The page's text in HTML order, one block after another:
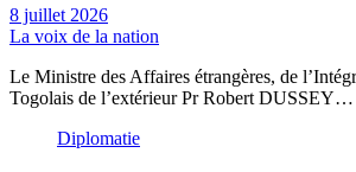
8 juillet 2026
La voix de la nation
Le Ministre des Affaires étrangères, de
Togolais de l’extérieur Pr Robert DUSSEY…
Diplomatie